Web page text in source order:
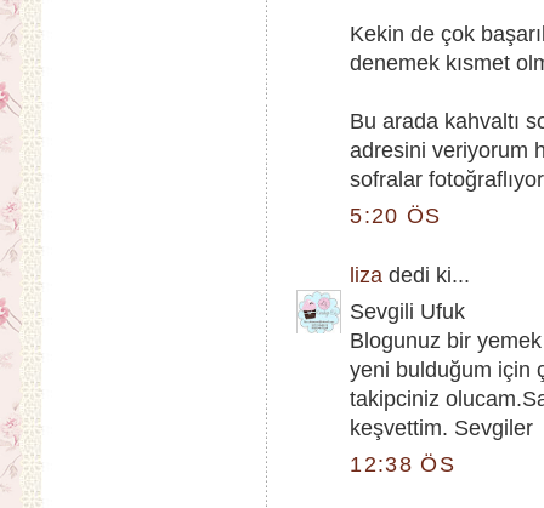
Kekin de çok
denemek kısmet
Bu arada kahvaltı
adresini veriyorum
sofralar
5:20 ÖS
liza dedi ki...
Sevgili Ufuk
Blogunuz bir
yeni bulduğum için
takipciniz
keşvettim. Sevgiler
12:38 ÖS